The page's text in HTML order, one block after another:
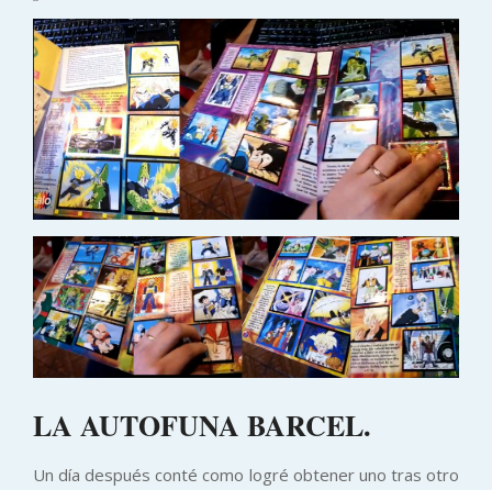
LA AUTOFUNA BARCEL.
Un día después conté como logré obtener uno tras otro